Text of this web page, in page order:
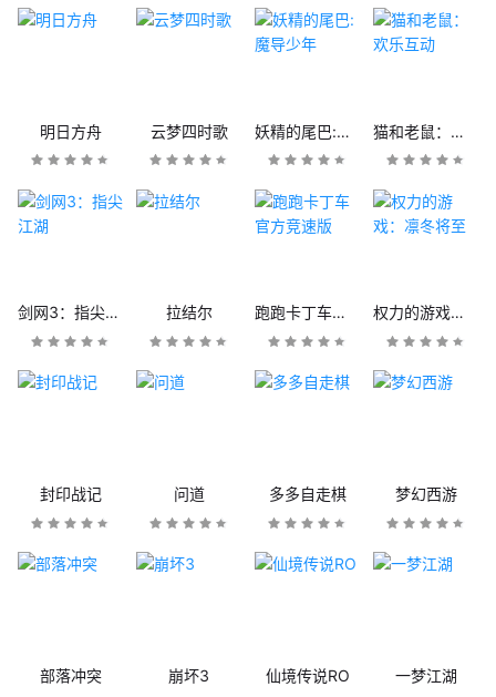
明日方舟 云梦四时歌 妖精的尾巴:魔导少年 猫和老鼠：欢乐互动
剑网3：指尖江湖 拉结尔 跑跑卡丁车官方竞速版 权力的游戏：凛冬将至
封印战记 问道 多多自走棋 梦幻西游
部落冲突 崩坏3 仙境传说RO 一梦江湖